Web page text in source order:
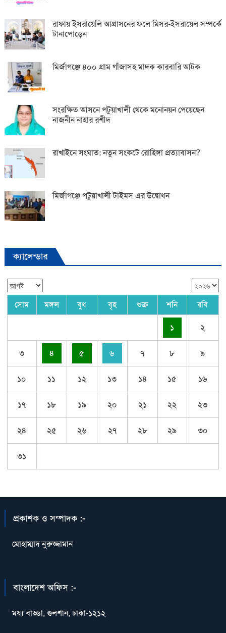
রাফায় ইসরায়েলি আগ্রাসনের ফলে মিসর-ইসরায়েল সম্পর্কে
টানাপোড়েন
মির্জাগঞ্জে ৪০০ গ্রাম গাঁজাসহ মাদক কারবারি আটক
সংরক্ষিত আসনে পটুয়াখালী থেকে মনোনয়ন পেয়েছেন
নাজনীন নাহার রশীদ
রাখাইনে সংঘাত: নতুন সংকটে রোহিঙ্গা প্রত্যাবাসন?
মির্জাগঞ্জে পটুয়াখালী টাইমস এর উদ্বোধন
ক্যালেন্ডার
সোম মঙ্গল বুধ বৃহ শুক্র শনি রবি
১ ২
৩ ৪ ৫ ৬ ৭ ৮ ৯
১০ ১১ ১২ ১৩ ১৪ ১৫ ১৬
১৭ ১৮ ১৯ ২০ ২১ ২২ ২৩
২৪ ২৫ ২৬ ২৭ ২৮ ২৯ ৩০
৩১
প্রকাশক ও সম্পাদক :-
মোহাম্মাদ নুরুজ্জামান
বাংলাদেশ অফিস :-
মধ্য বাড্ডা, গুলশান, ঢাকা-১২১২